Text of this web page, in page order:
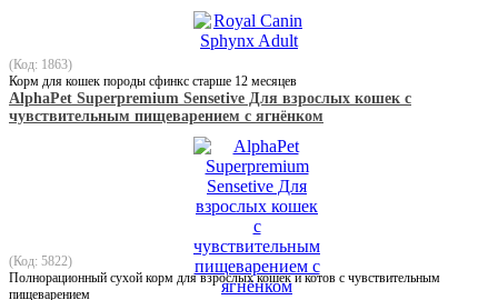
(Код: 1863)
Корм для кошек породы сфинкс старше 12 месяцев
AlphaPet Superpremium Sensetive Для взрослых кошек с
чувствительным пищеварением с ягнёнком
(Код: 5822)
Полнорационный сухой корм для взрослых кошек и котов с чувствительным
пищеварением